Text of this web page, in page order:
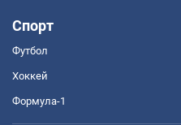
Спорт
Футбол
Хоккей
Формула-1